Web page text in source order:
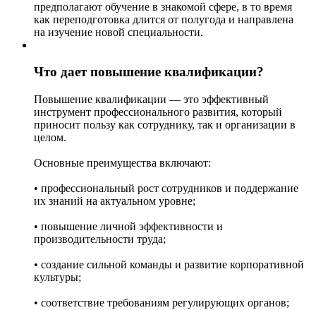
предполагают обучение в знакомой сфере, в то время
как переподготовка длится от полугода и направлена
на изучение новой специальности.
Что дает повышение квалификации?
Повышение квалификации — это эффективный
инструмент профессионального развития, который
приносит пользу как сотруднику, так и организации в
целом.
Основные преимущества включают:
• профессиональный рост сотрудников и поддержание
их знаний на актуальном уровне;
• повышение личной эффективности и
производительности труда;
• создание сильной команды и развитие корпоративной
культуры;
• соответствие требованиям регулирующих органов;